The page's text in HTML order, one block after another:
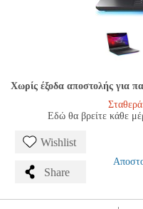
Χωρίς έξοδα αποστολής για
Εδώ θα βρείτε κάθε
Wishlist
Share